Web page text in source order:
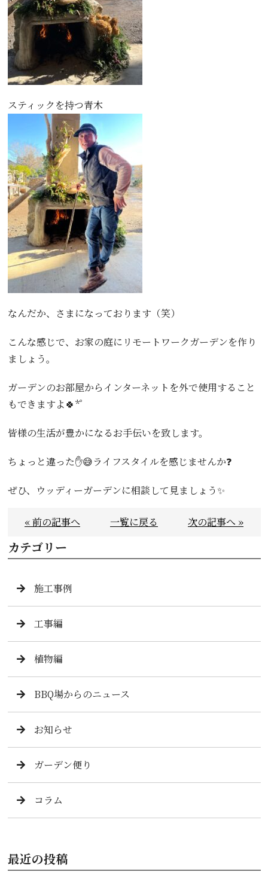
スティックを持つ青木
なんだか、さまになっております（笑）
こんな感じで、お家の庭にリモートワークガーデンを作り
ましょう。
ガーデンのお部屋からインターネットを外で使用すること
もできますよ🍀*゜
皆様の生活が豊かになるお手伝いを致します。
ちょっと違った✋😅ライフスタイルを感じませんか❓
ぜひ、ウッディーガーデンに相談して見ましょう✨
« 前の記事へ 一覧に戻る 次の記事へ »
カテゴリー
施工事例
工事編
植物編
BBQ場からのニュース
お知らせ
ガーデン便り
コラム
最近の投稿